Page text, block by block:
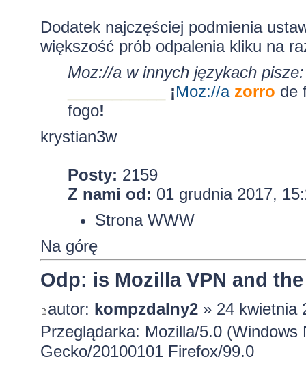
Dodatek najczęściej podmienia
większość prób odpalenia kliku na
Moz://a w innych językach pisze:
¡Moz://a zorro de
fogo!
krystian3w
Posty: 2159
Z nami od: 01 grudnia 2017,
Strona WWW
Na górę
Odp: is Mozilla VPN and
autor: kompzdalny2» 24 kwietnia
Przeglądarka: Mozilla/5.0
Gecko/20100101 Firefox/99.0